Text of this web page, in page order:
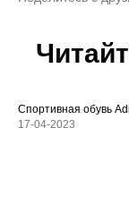
Спортивная обувь
17-04-2023